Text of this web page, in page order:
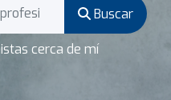
Buscar
cerca de mí